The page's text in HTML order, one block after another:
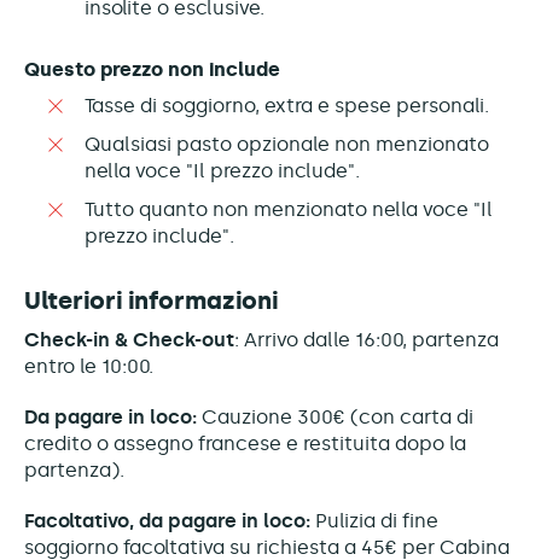
insolite o esclusive.
Questo prezzo non include
Tasse di soggiorno, extra e spese personali.
Qualsiasi pasto opzionale non menzionato
nella voce "Il prezzo include".
Tutto quanto non menzionato nella voce "Il
prezzo include".
Ulteriori informazioni
Check-in & Check-out: Arrivo dalle 16:00, partenza
entro le 10:00.
Da pagare in loco: Cauzione 300€ (con carta di
credito o assegno francese e restituita dopo la
partenza).
Facoltativo, da pagare in loco: Pulizia di fine
soggiorno facoltativa su richiesta a 45€ per Cabina